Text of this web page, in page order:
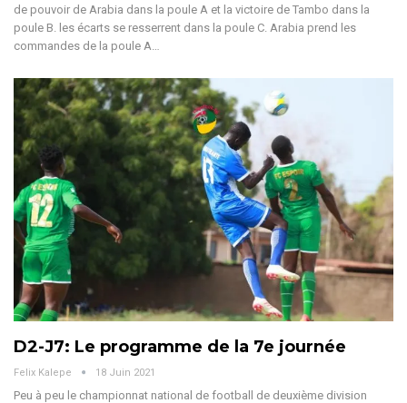
de pouvoir de Arabia dans la poule A et la victoire de Tambo dans la
poule B. les écarts se resserrent dans la poule C. Arabia prend les
commandes de la poule A…
D2-J7: Le programme de la 7e journée
Felix Kalepe 18 Juin 2021
Peu à peu le championnat national de football de deuxième division